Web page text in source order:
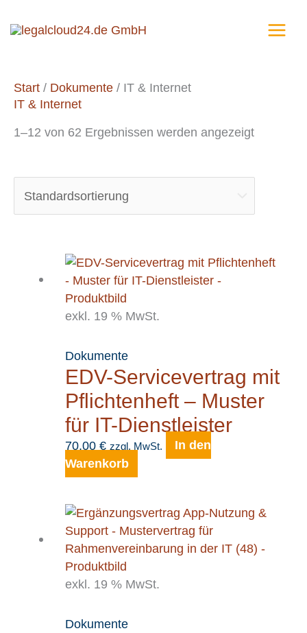
Inhalt
Start / Dokumente / IT & Internet
IT & Internet
1–12 von 62 Ergebnissen werden angezeigt
exkl. 19 % MwSt.
Dokumente
EDV-Servicevertrag mit
Pflichtenheft – Muster
für IT-Dienstleister
70,00 € zzgl. MwSt.
In den
Warenkorb
exkl. 19 % MwSt.
Dokumente